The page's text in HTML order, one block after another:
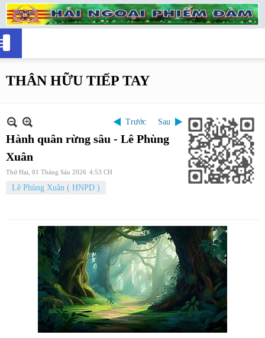
THÂN HỮU TIẾP TAY
Trước Sau
Hành quân rừng sâu - Lê Phùng
Xuân
Thứ Hai, 01 Tháng Sáu 2026 4:53 CH
Lê Phùng Xuân ( HNPD )